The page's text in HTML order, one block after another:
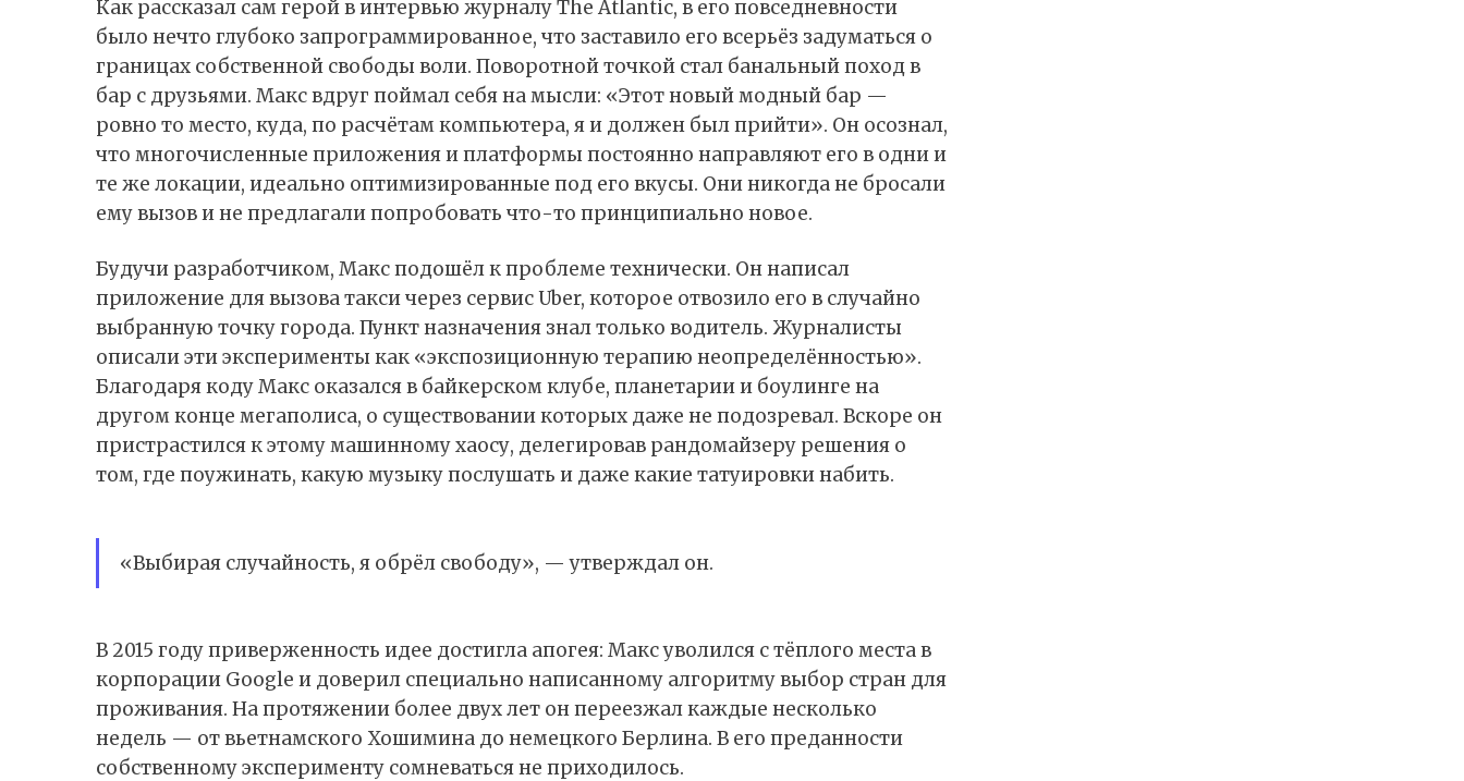
Как рассказал сам герой в интервью журналу The Atlantic, в его повседневности
было нечто глубоко запрограммированное, что заставило его всерьёз задуматься о
границах собственной свободы воли. Поворотной точкой стал банальный поход в
бар с друзьями. Макс вдруг поймал себя на мысли: «Этот новый модный бар —
ровно то место, куда, по расчётам компьютера, я и должен был прийти». Он осознал,
что многочисленные приложения и платформы постоянно направляют его в одни и
те же локации, идеально оптимизированные под его вкусы. Они никогда не бросали
ему вызов и не предлагали попробовать что-то принципиально новое.
Будучи разработчиком, Макс подошёл к проблеме технически. Он написал
приложение для вызова такси через сервис Uber, которое отвозило его в случайно
выбранную точку города. Пункт назначения знал только водитель. Журналисты
описали эти эксперименты как «экспозиционную терапию неопределённостью».
Благодаря коду Макс оказался в байкерском клубе, планетарии и боулинге на
другом конце мегаполиса, о существовании которых даже не подозревал. Вскоре он
пристрастился к этому машинному хаосу, делегировав рандомайзеру решения о
том, где поужинать, какую музыку послушать и даже какие татуировки набить.
«Выбирая случайность, я обрёл свободу», — утверждал он.
В 2015 году приверженность идее достигла апогея: Макс уволился с тёплого места в
корпорации Google и доверил специально написанному алгоритму выбор стран для
проживания. На протяжении более двух лет он переезжал каждые несколько
недель — от вьетнамского Хошимина до немецкого Берлина. В его преданности
собственному эксперименту сомневаться не приходилось.